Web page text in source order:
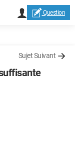
Question
Sujet Suivant